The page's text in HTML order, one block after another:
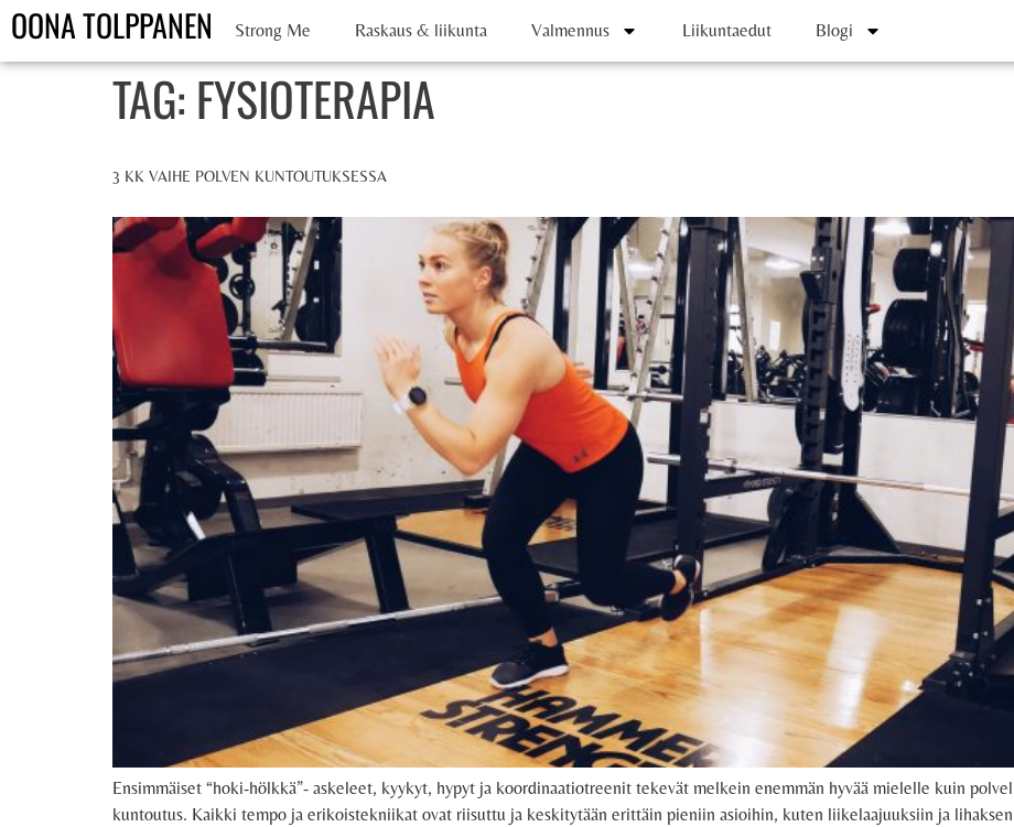
OONA TOLPPANEN Strong Me Raskaus & liikunta Valmennus Liikuntaedut Blogi
TAG: FYSIOTERAPIA
3 KK VAIHE POLVEN KUNTOUTUKSESSA
Ensimmäiset “hoki-hölkkä”- askeleet, kyykyt, hypyt ja koordinaatiotreenit tekevät melkein enemmän hyvää mielelle kuin
kuntoutus. Kaikki tempo ja erikoistekniikat ovat riisuttu ja keskitytään erittäin pieniin asioihin, kuten liikelaajuuksiin ja